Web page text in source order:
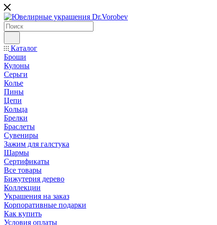
Каталог
Броши
Кулоны
Серьги
Колье
Пины
Цепи
Кольца
Брелки
Браслеты
Сувениры
Зажим для галстука
Шармы
Сертификаты
Все товары
Бижутерия дерево
Коллекции
Украшения на заказ
Корпоративные подарки
Как купить
Условия оплаты